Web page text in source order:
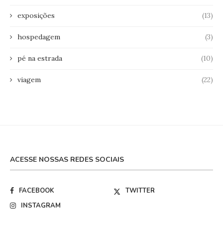
exposições (13)
hospedagem (3)
pé na estrada (10)
viagem (22)
ACESSE NOSSAS REDES SOCIAIS
FACEBOOK
TWITTER
INSTAGRAM